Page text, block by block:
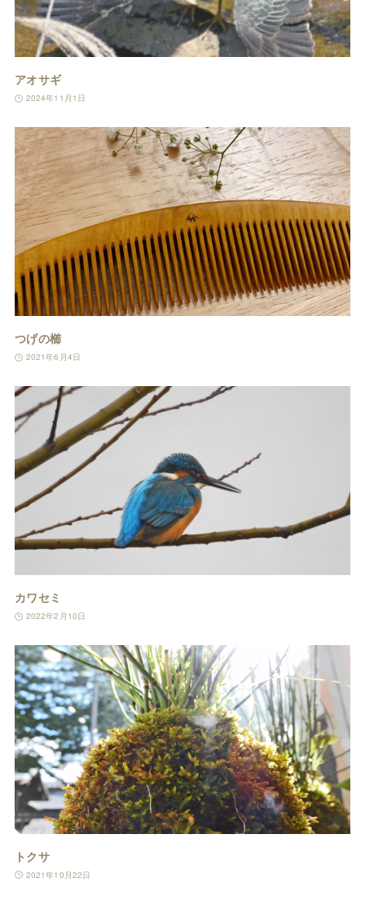
アオサギ
2024年11月1日
つげの櫛
2021年6月4日
カワセミ
2022年2月10日
トクサ
2021年10月22日